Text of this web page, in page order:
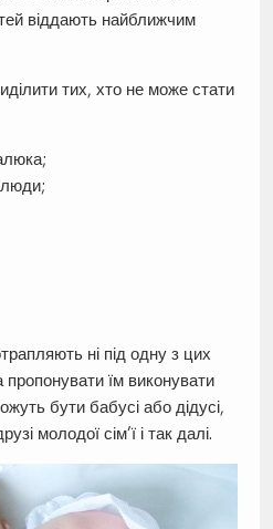
віддають найближчим
тих, хто не може стати
люди;
ні під одну з цих
пропонувати їм виконувати
бути бабусі або дідусі,
молодої сім’ї і так далі.